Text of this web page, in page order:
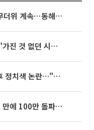
[내일 날씨] 폭염 한풀 꺾여도 무더위 계속⋯동해안 이틀 연속 비
임영웅, 어느덧 데뷔 10주년⋯"가진 것 없던 시절, 내 앞엔 20명의 팬뿐"
김희철, '뒤집힌 태극기' 지적 후 정치색 논란…"좌우 떠나 우리나라 국기"
놀란 감독 '오디세이', 개봉 4일 만에 100만 돌파⋯'왕사남' 보다 빠르다